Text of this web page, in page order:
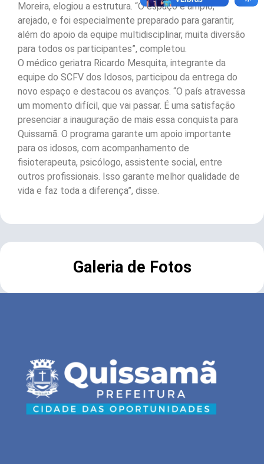
Moreira, elogiou a estrutura. “O espaço é amplo,
arejado, e foi especialmente preparado para garantir,
além do apoio da equipe multidisciplinar, muita diversão
para todos os participantes”, completou.
O médico geriatra Ricardo Mesquita, integrante da
equipe do SCFV dos Idosos, participou da entrega do
novo espaço e destacou os avanços. “O país atravessa
um momento difícil, que vai passar. É uma satisfação
presenciar a inauguração de mais essa conquista para
Quissamã. O programa garante um apoio importante
para os idosos, com acompanhamento de
fisioterapeuta, psicólogo, assistente social, entre
outros profissionais. Isso garante melhor qualidade de
vida e faz toda a diferença”, disse.
Galeria de Fotos